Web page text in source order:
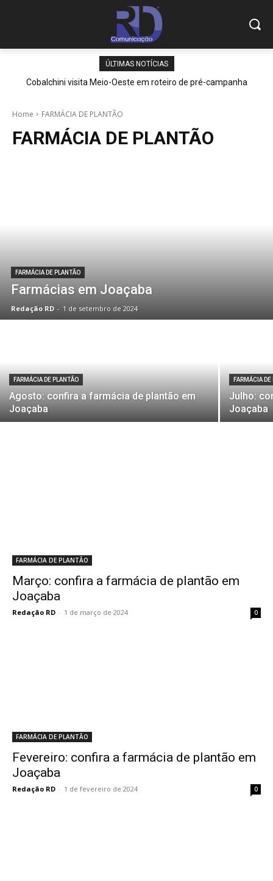
ÚLTIMAS NOTÍCIAS
Cobalchini visita Meio-Oeste em roteiro de pré-campanha
Home FARMÁCIA DE PLANTÃO
FARMÁCIA DE PLANTÃO
FARMÁCIA DE PLANTÃO
Farmácias em Joaçaba
Redação RD - 1 de setembro de 2024
FARMÁCIA DE PLANTÃO
Agosto: confira a farmácia de plantão em
Joaçaba
FARMÁCIA
Julho:
Joaçaba
FARMÁCIA DE PLANTÃO
Março: confira a farmácia de plantão em
Joaçaba
Redação RD - 1 de março de 2024 0
FARMÁCIA DE PLANTÃO
Fevereiro: confira a farmácia de plantão em
Joaçaba
Redação RD - 1 de fevereiro de 2024 0